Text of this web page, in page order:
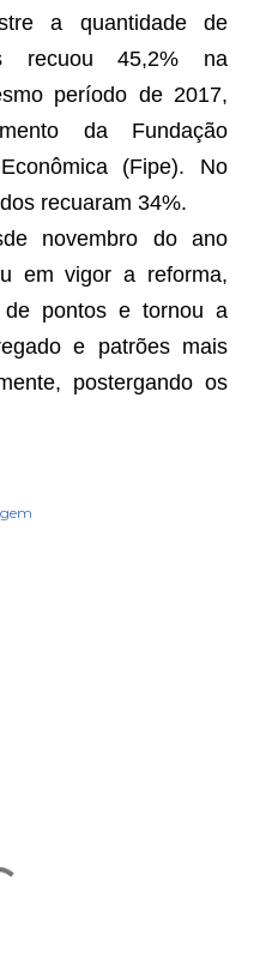
a quantidade de
recuou 45,2% na
período de 2017,
da Fundação
(Fipe). No
recuaram 34%.
novembro do ano
em vigor a reforma,
pontos e tornou a
e patrões mais
postergando os